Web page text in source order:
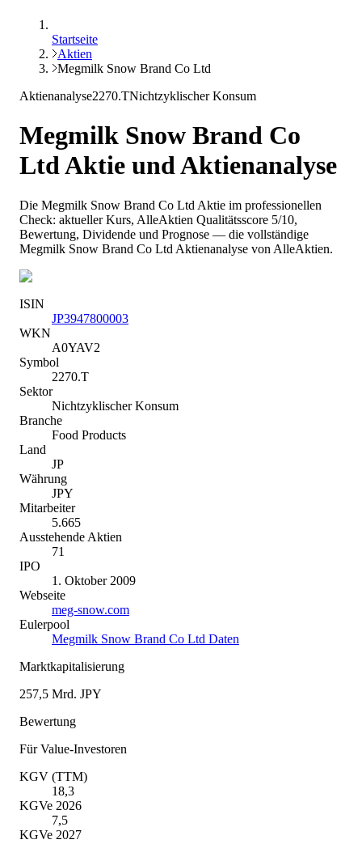
Startseite
Aktien
Megmilk Snow Brand Co Ltd
Aktienanalyse2270.TNichtzyklischer Konsum
Megmilk Snow Brand Co
LtdAktie und Aktienanalyse
Die Megmilk Snow Brand Co Ltd Aktie im professionellen
Check: aktueller Kurs, AlleAktien Qualitätsscore 5/10,
Bewertung, Dividende und Prognose — die vollständige
Megmilk Snow Brand Co Ltd Aktienanalyse von AlleAktien.
ISIN
JP3947800003
WKN
A0YAV2
Symbol
2270.T
Sektor
Nichtzyklischer Konsum
Branche
Food Products
Land
JP
Währung
JPY
Mitarbeiter
5.665
Ausstehende Aktien
71
IPO
1. Oktober 2009
Webseite
meg-snow.com
Eulerpool
Megmilk Snow Brand Co Ltd Daten
Marktkapitalisierung
257,5 Mrd. JPY
Bewertung
Für Value-Investoren
KGV (TTM)
18,3
KGVe 2026
7,5
KGVe 2027